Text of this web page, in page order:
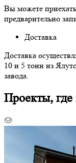
Вы можете
предварительно
Доставка
Доставка
10 и 5 тонн из
завода.
Проекты, где